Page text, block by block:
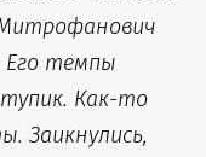
Его темпы
Как-то
Заикнулись,